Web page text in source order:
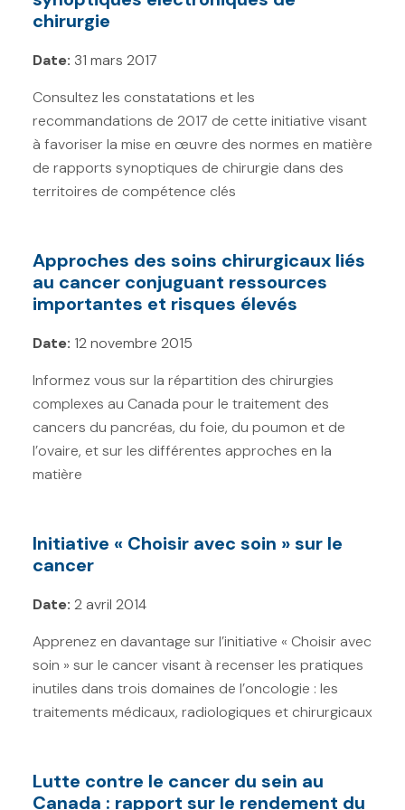
chirurgie
Date: 31 mars 2017
Consultez les constatations et les
recommandations de 2017 de cette initiative visant
à favoriser la mise en œuvre des normes en matière
de rapports synoptiques de chirurgie dans des
territoires de compétence clés
Approches des soins chirurgicaux liés
au cancer conjuguant ressources
importantes et risques élevés
Date: 12 novembre 2015
Informez vous sur la répartition des chirurgies
complexes au Canada pour le traitement des
cancers du pancréas, du foie, du poumon et de
l’ovaire, et sur les différentes approches en la
matière
Initiative « Choisir avec soin » sur le
cancer
Date: 2 avril 2014
Apprenez en davantage sur l’initiative « Choisir avec
soin » sur le cancer visant à recenser les pratiques
inutiles dans trois domaines de l’oncologie : les
traitements médicaux, radiologiques et chirurgicaux
Lutte contre le cancer du sein au
Canada : rapport sur le rendement du